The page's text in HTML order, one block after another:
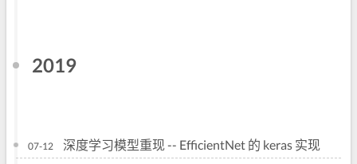
2019
07-12 深度学习模型重现 -- EfficientNet 的 keras 实现